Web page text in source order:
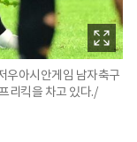
우아시안게임 남자축구
리킥을 차고 있다./